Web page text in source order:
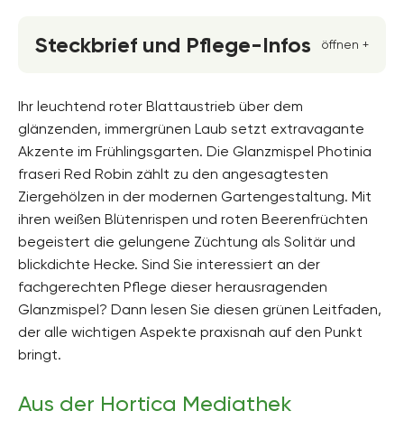
Steckbrief und Pflege-Infos öffnen +
weiss
Standort
Halbschatten, Absonnig, Sonnig
Blütezeit
Wuchsform
aufrecht, buschig
bis zu 350 Zentimeter hoch
Bodenfeuchte
Ihr leuchtend roter Blattaustrieb über dem
glänzenden, immergrünen Laub setzt extravagante
Akzente im Frühlingsgarten. Die Glanzmispel Photinia
fraseri Red Robin zählt zu den angesagtesten
Ziergehölzen in der modernen Gartengestaltung. Mit
ihren weißen Blütenrispen und roten Beerenfrüchten
begeistert die gelungene Züchtung als Solitär und
blickdichte Hecke. Sind Sie interessiert an der
fachgerechten Pflege dieser herausragenden
Glanzmispel? Dann lesen Sie diesen grünen Leitfaden,
der alle wichtigen Aspekte praxisnah auf den Punkt
bringt.
Aus der Hortica Mediathek